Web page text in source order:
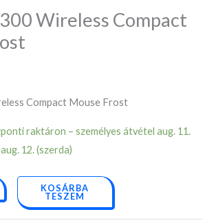
Wireless Compact
Compact Mouse Frost
raktáron – személyes átvétel aug. 11.
12. (szerda)
KOSÁRBA
TESZEM